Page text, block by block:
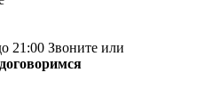
21:00 Звоните или